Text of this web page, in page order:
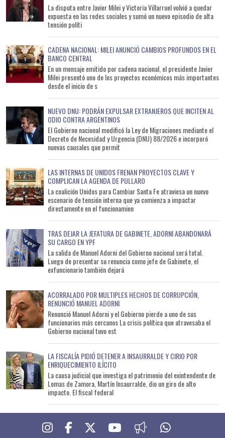
La disputa entre Javier Milei y Victoria Villarruel volvió a quedar
expuesta en las redes sociales y sumó un nuevo episodio de alta
tensión políti
CADENA NACIONAL: MILEI ANUNCIÓ CAMBIOS PROFUNDOS EN EL
BANCO CENTRAL
En un mensaje emitido por cadena nacional, el presidente Javier
Milei presentó uno de los proyectos económicos más importantes
desde el inicio de s
NUEVO DNU: PODRÁN EXPULSAR EXTRANJEROS QUE INCITEN AL
ODIO CONTRA ARGENTINOS
El Gobierno nacional modificó la Ley de Migraciones mediante el
Decreto de Necesidad y Urgencia (DNU) 88/2026 e incorporó
nuevas causales que permit
LAS INTERNAS DE UNIDOS FRENAN PROYECTOS CLAVE Y
COMPLICAN LA AGENDA DE PULLARO
La coalición Unidos para Cambiar Santa Fe atraviesa un nuevo
escenario de tensión interna que ya comienza a impactar
directamente en el funcionamien
TRAS DEJAR LA JEFATURA DE GABINETE, ADORNI ABANDONARÁ
SU CARGO EN YPF
La salida de Manuel Adorni del Gobierno nacional será total.
Luego de presentar su renuncia como jefe de Gabinete, el
exfuncionario también dejará
ACORRALADO POR MULTIPLES HECHOS DE CORRUPCIÓN,
RENUNCIÓ MANUEL ADORNI
Renunció Manuel Adorni y el Gobierno pierde a uno de sus
funcionarios más cercanos La crisis política que atravesaba el
Gobierno nacional tuvo est
LA FISCALÍA PIDIÓ DETENER A INSAURRALDE Y CIRIO POR
ENRIQUECIMIENTO ILÍCITO
La causa judicial que investiga el patrimonio del exintendente de
Lomas de Zamora, Martín Insaurralde, dio un giro de alto
impacto. El fiscal federal